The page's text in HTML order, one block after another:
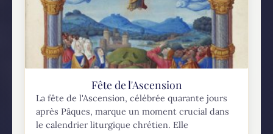
Fête de l'Ascension
La fête de l'Ascension, célébrée quarante jours
après Pâques, marque un moment crucial dans
le calendrier liturgique chrétien. Elle